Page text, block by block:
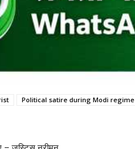
Political satire during Modi regime